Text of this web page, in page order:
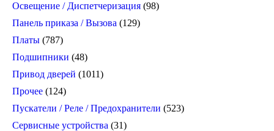
Освещение / Диспетчеризация (98)
Панель приказа / Вызова (129)
Платы (787)
Подшипники (48)
Привод дверей (1011)
Прочее (124)
Пускатели / Реле / Предохранители (523)
Сервисные устройства (31)